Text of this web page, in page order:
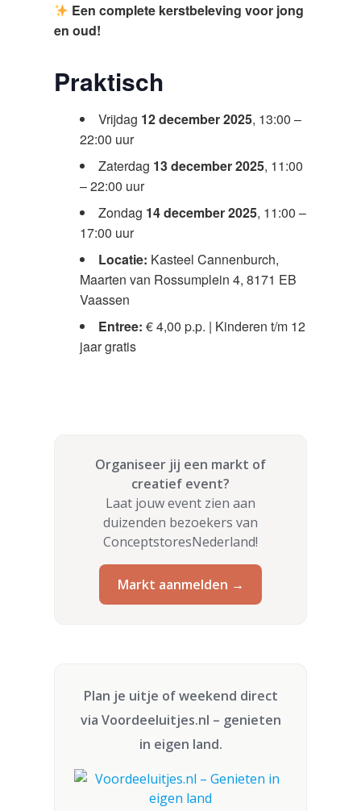
Een complete kerstbeleving voor jong
en oud!
Praktisch
Vrijdag 12 december 2025, 13:00 –
22:00 uur
Zaterdag 13 december 2025, 11:00
– 22:00 uur
Zondag 14 december 2025, 11:00 –
17:00 uur
Locatie: Kasteel Cannenburch,
Maarten van Rossumplein 4, 8171 EB
Vaassen
Entree: € 4,00 p.p. | Kinderen t/m 12
jaar gratis
Organiseer jij een markt of
creatief event?
Laat jouw event zien aan
duizenden bezoekers van
ConceptstoresNederland!
Markt aanmelden →
Plan je uitje of weekend direct
via Voordeeluitjes.nl – genieten
in eigen land.